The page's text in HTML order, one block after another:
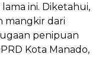
ini. Diketahui,
mangkir dari
penipuan
Kota Manado,